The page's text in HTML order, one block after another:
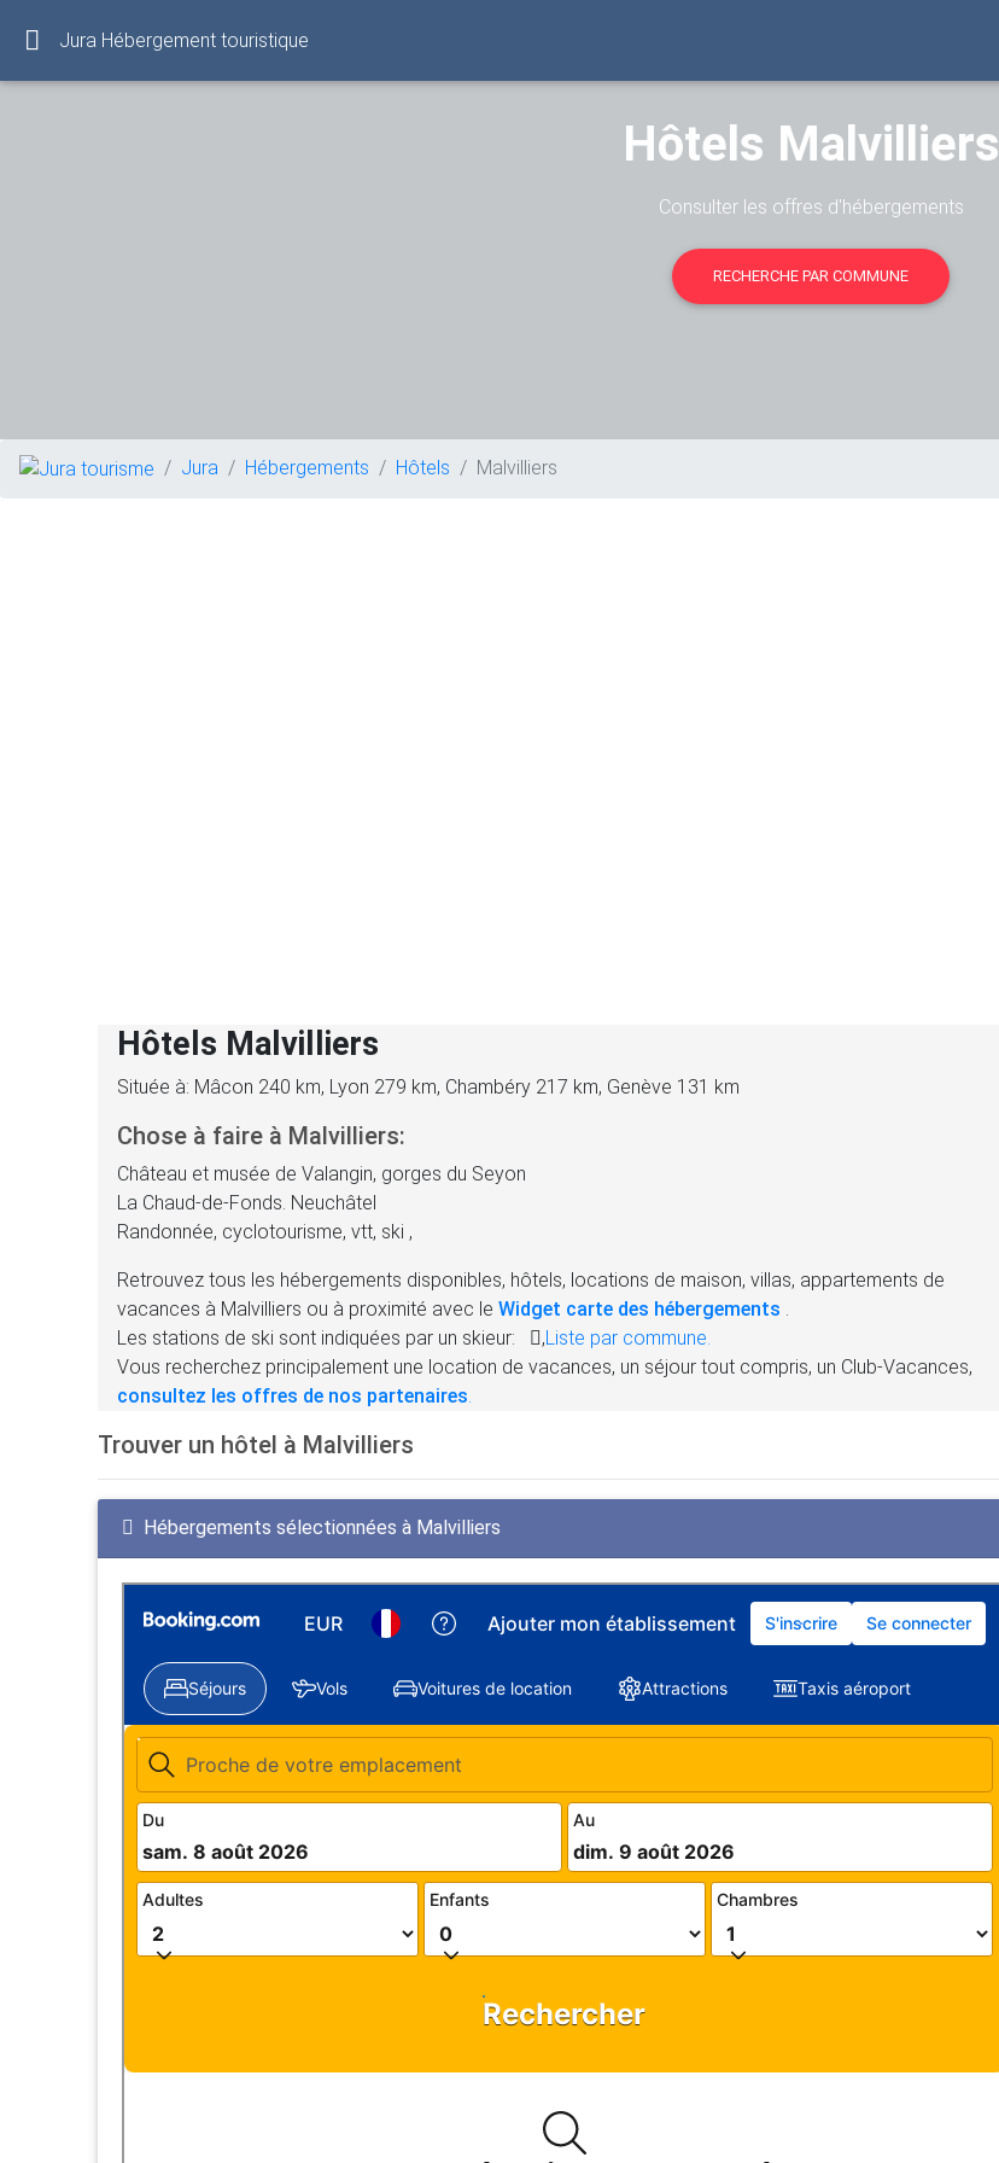
Jura Hébergement touristique
Hôtels Malvilliers
Consulter les offres d'hébergements
RECHERCHE PAR COMMUNE
Jura Hébergements Hôtels Malvilliers
Hôtels Malvilliers
Située à: Mâcon 240 km, Lyon 279 km, Chambéry 217 km, Genève 131 km
Chose à faire à Malvilliers:
Château et musée de Valangin, gorges du Seyon
La Chaud-de-Fonds. Neuchâtel
Randonnée, cyclotourisme, vtt, ski ,
Retrouvez tous les hébergements disponibles, hôtels, locations de maison, villas, appartements de
vacances à Malvilliers ou à proximité avec le Widget carte des hébergements
Les stations de ski sont indiquées par un skieur:
,Liste par commune.
Vous recherchez principalement une location de vacances, un séjour tout compris, un Club-Vacances,
consultez les offres de nos partenaires
Trouver un hôtel à Malvilliers
Hébergements sélectionnées à Malvilliers